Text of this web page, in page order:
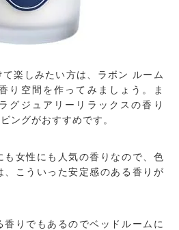
楽しみたい方は、ラボン ルーム
り空間を作ってみましょう。ま
グジュアリーリラックスの香り
ングがおすすめです。
も女性にも人気の香りなので、色
、こういった安定感のある香りが
香りでもあるのでベッドルームに